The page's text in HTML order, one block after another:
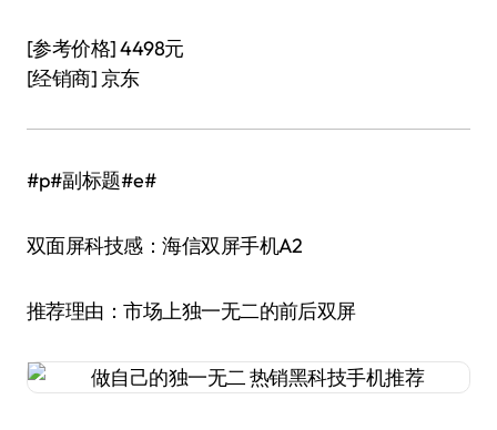
[参考价格] 4498元
[经销商] 京东
#p#副标题#e#
双面屏科技感：海信双屏手机A2
推荐理由：市场上独一无二的前后双屏